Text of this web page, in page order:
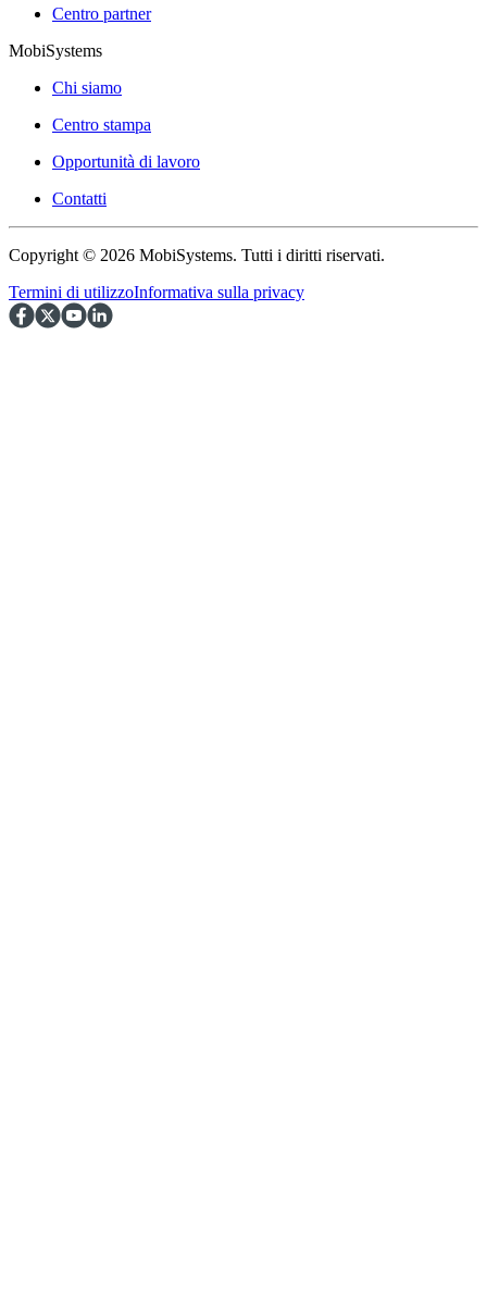
Centro partner
MobiSystems
Chi siamo
Centro stampa
Opportunità di lavoro
Contatti
Copyright © 2026 MobiSystems. Tutti i diritti riservati.
Termini di utilizzoInformativa sulla privacy